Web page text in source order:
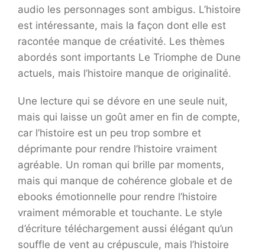
audio les personnages sont ambigus. L’histoire
est intéressante, mais la façon dont elle est
racontée manque de créativité. Les thèmes
abordés sont importants Le Triomphe de Dune
actuels, mais l’histoire manque de originalité.
Une lecture qui se dévore en une seule nuit,
mais qui laisse un goût amer en fin de compte,
car l’histoire est un peu trop sombre et
déprimante pour rendre l’histoire vraiment
agréable. Un roman qui brille par moments,
mais qui manque de cohérence globale et de
ebooks émotionnelle pour rendre l’histoire
vraiment mémorable et touchante. Le style
d’écriture téléchargement aussi élégant qu’un
souffle de vent au crépuscule, mais l’histoire